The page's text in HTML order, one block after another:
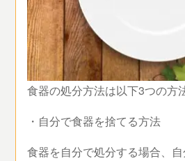
食器の処分方法は以下3つの方
・自分で食器を捨てる方法
食器を自分で処分する場合、